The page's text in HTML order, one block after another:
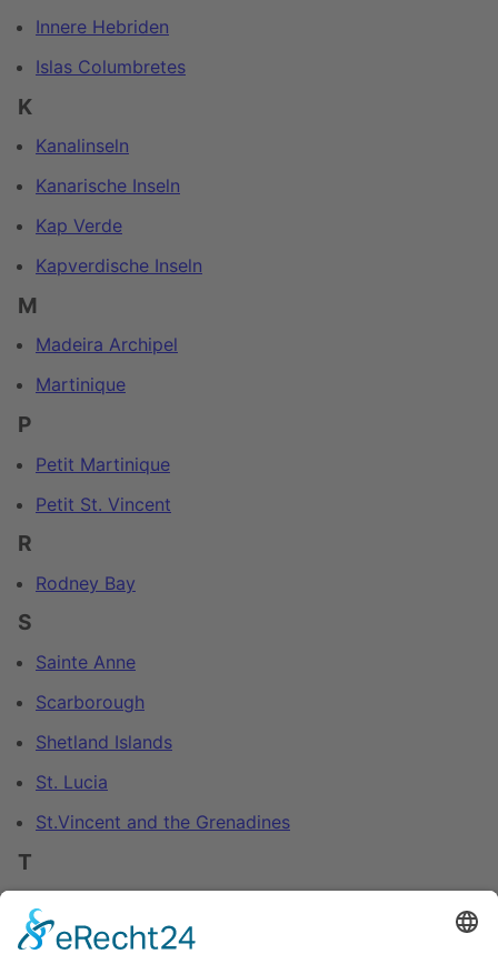
Innere Hebriden
Islas Columbretes
K
Kanalinseln
Kanarische Inseln
Kap Verde
Kapverdische Inseln
M
Madeira Archipel
Martinique
P
Petit Martinique
Petit St. Vincent
R
Rodney Bay
S
Sainte Anne
Scarborough
Shetland Islands
St. Lucia
St.Vincent and the Grenadines
T
Y